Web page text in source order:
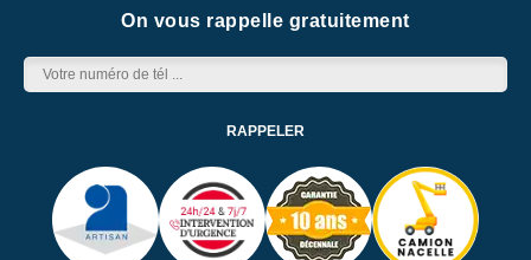
On vous rappelle gratuitement